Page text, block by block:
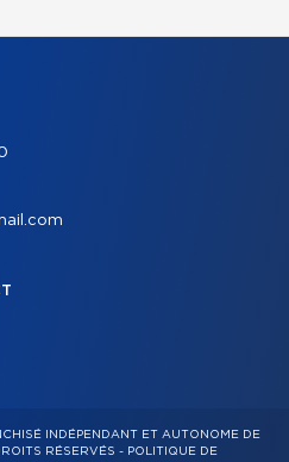
INDÉPENDANT ET AUTONOME DE
RÉSERVÉS - POLITIQUE DE